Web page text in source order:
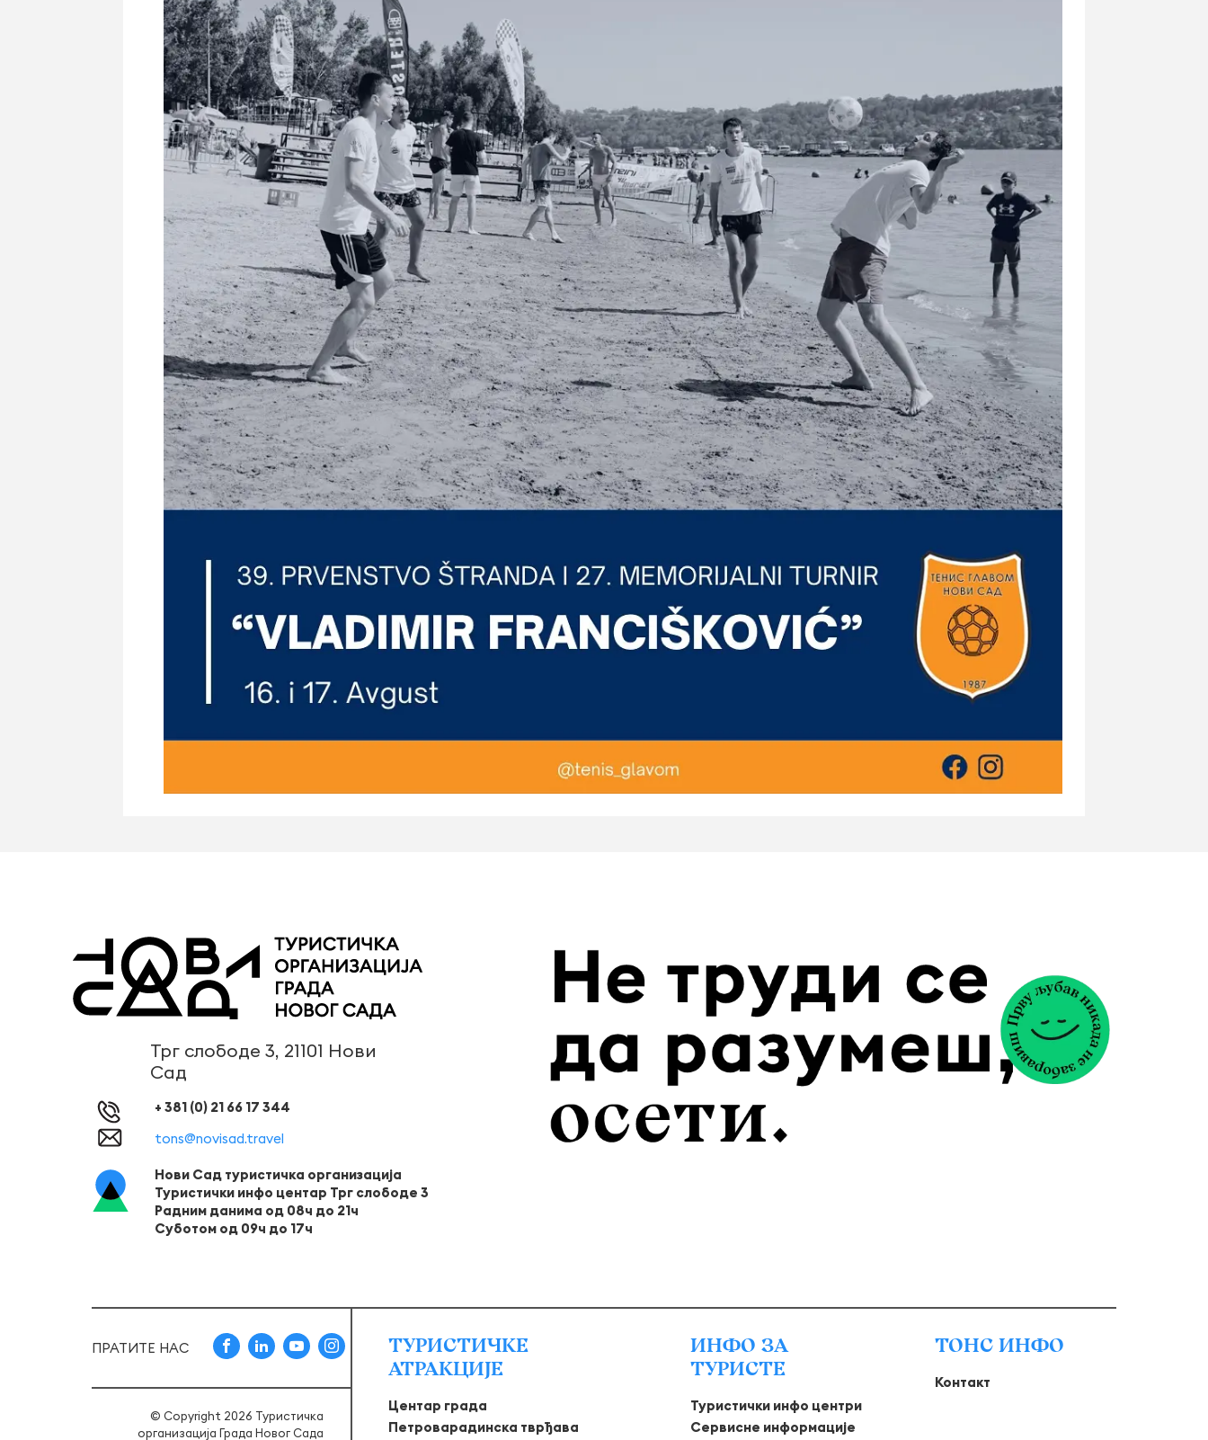
Трг слободе 3, 21101 Нови
Сад
+ 381 (0) 21 66 17 344
tons@novisad.travel
Нови Сад туристичка организација
Туристички инфо центар Трг слободе 3
Радним данима од 08ч до 21ч
Суботом од 09ч до 17ч
ПРАТИТЕ НАС
© Copyright 2026 Туристичка
организација Града Новог Сада
ТУРИСТИЧКЕ
АТРАКЦИЈЕ
Центар града
Петроварадинска тврђава
ИНФО ЗА
ТУРИСТЕ
Туристички инфо центри
Сервисне информације
ТОНС ИНФО
Контакт